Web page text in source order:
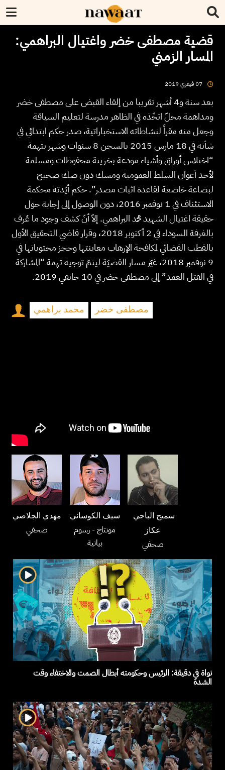
قضية مصطفى خضر واغتيال البراهمي:
المسار الزمني
07فيفري2019
بعد سنة و4 أشهر تقريبا من إلقاء القبض على مصطفى خضر
ومداهمة محلّ اتخّذه في الظاهر مدرسة لتعليم السياقة
وجعل منه مقراً لنشاطاته الاستخباراتية، صدر حكم ابتدائي في
شأنه في 18 مارس 2015 بالسجن 8 سنوات وشهر بتهمة
“اختلاس أوراق وأشياء مودعة بخزينة محفوظات ومسلمة
لأحد أعوان السلط العمومية ومسك دون صك صحيح
لبضاعة خاضعة لقاعدة اثبات مصدر”. حكم أيّدته محكمة
الاستئناف في 1 نوفمبر 2016، دون الوصول إلى إجابة حول
حقيقة اغتيال الشهيد محمد البراهمي. إلاّ أنّ كشف وجود ما عُرف
بالغرفة السوداء في 2 أكتوبر 2018، وقرار قاضي التحقيق الأول
بالقطب القضائي لمكافحة الإرهاب معاينتها وحجز محتوياتها في
9 نوفمبر 2018، غيّر مسار القضيّة ليتمّ توجيه تهمة “المشاركة
في القتل العمد” إلى مصطفى خضر في 10 جانفي 2019.
محمد براهمي مصطفى خضر
مهدي الجلاصي
صحفي
سيف الكوساني
مونتاج- رسوم
بيانية
عكاز
صحفي
نواة في دقيقة: الرئيس وحكومته أبطال الصمت والاختفاء وقت
الشدة